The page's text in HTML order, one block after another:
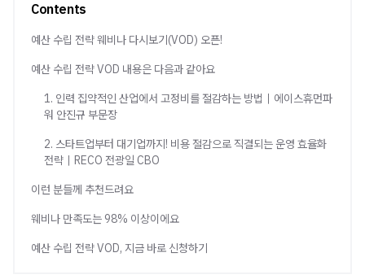
Contents
예산 수립 전략 웨비나 다시보기(VOD) 오픈!
예산 수립 전략 VOD 내용은 다음과 같아요
1. 인력 집약적인 산업에서 고정비를 절감하는 방법｜에이스휴먼파
워 안진규 부문장
2. 스타트업부터 대기업까지! 비용 절감으로 직결되는 운영 효율화
전략｜RECO 전광일 CBO
이런 분들께 추천드려요
웨비나 만족도는 98% 이상이에요
예산 수립 전략 VOD, 지금 바로 신청하기